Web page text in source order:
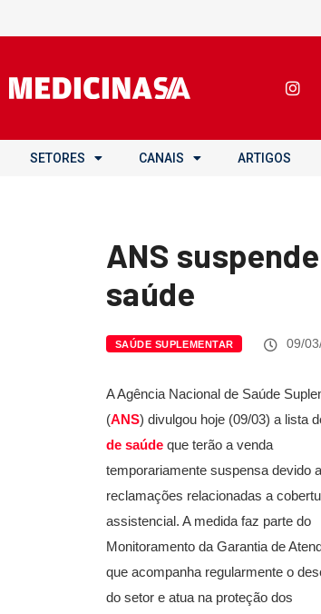
SETORES CANAIS ARTIGOS
ANS
saúde
SAÚDE SUPLEMENTAR 09/
A Agência Nacional de Saúde
(ANS) divulgou hoje (09/03) a lista
de saúde que terão a venda
temporariamente suspensa devido a
reclamações relacionadas a
assistencial. A medida faz parte do
Monitoramento da Garantia de
que acompanha regularmente o
do setor e atua na proteção dos